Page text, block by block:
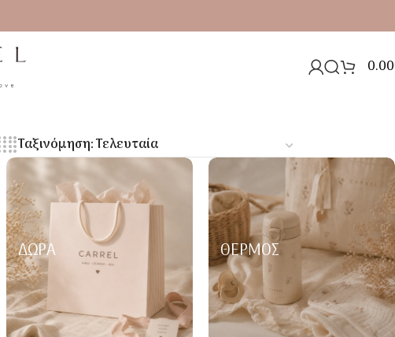
0.00
ΔΏΡΑ ΘΕΡΜΌΣ